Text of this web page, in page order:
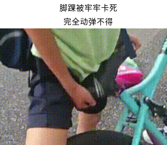
脚踝被牢牢卡死
完全动弹不得